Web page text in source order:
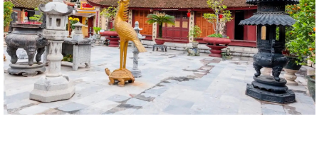
Quyết định công nhận kết quả cho thôi làm Trưởng thôn Đồng Tâm
nhiệm kỳ 2024-2027
Quyết định công nhận kết quả cho thôi làm Trưởng thôn An Hộ nhiệm
kỳ 2024-2027
Quyết định công nhận kết quả cho thôi làm Trưởng thôn An Hưng
nhiệm kỳ 2024-2027